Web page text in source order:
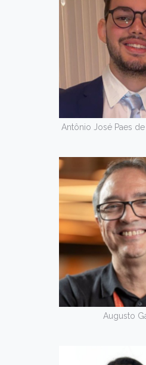
Antônio José Paes
Augusto